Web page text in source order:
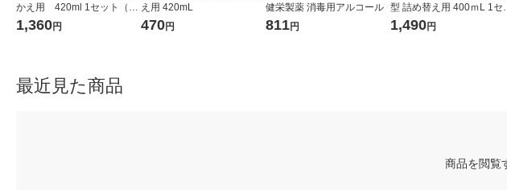
かえ用 420ml 1セット（3
個）花王 手指・皮膚の洗
1,360円
え用 420mL
470円
健栄製薬 消毒用アルコール
811円
型 詰め替え用 400ｍL 1セ
ト（3個） 花王 消毒用エタ
1,490円
最近見た商品
商品を閲覧